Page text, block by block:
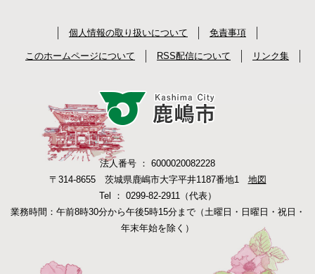
個人情報の取り扱いについて 免責事項
このホームページについて RSS配信について リンク集
法人番号 ： 6000020082228
〒314-8655 茨城県鹿嶋市大字平井1187番地1 地図
Tel ： 0299-82-2911（代表）
業務時間：午前8時30分から午後5時15分まで（土曜日・日曜日・祝日・
年末年始を除く）